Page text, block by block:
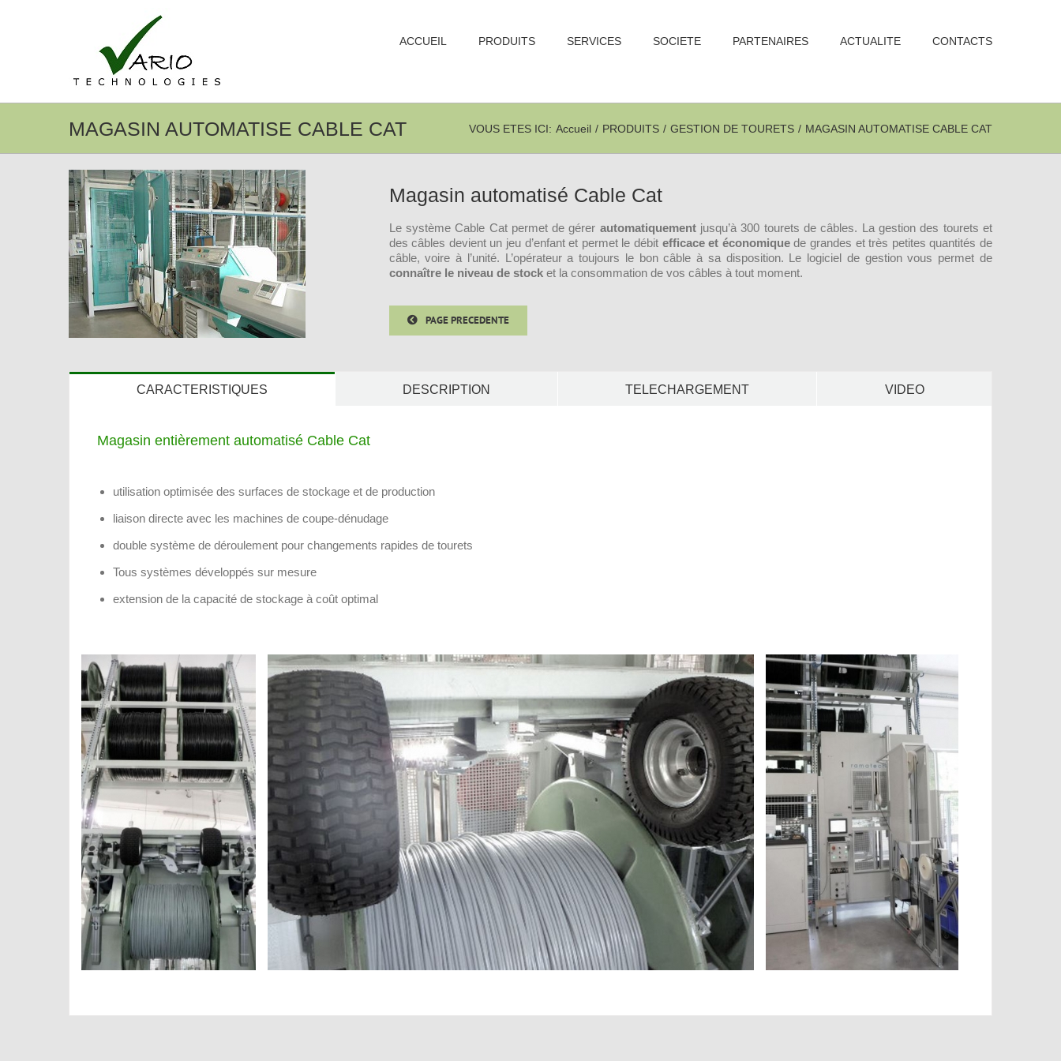
ACCUEIL PRODUITS SERVICES SOCIETE PARTENAIRES ACTUALITE CONTACTS
MAGASIN AUTOMATISE CABLE CAT VOUS ETES ICI: Accueil / PRODUITS / GESTION DE TOURETS / MAGASIN AUTOMATISE CABLE CAT
Magasin automatisé Cable Cat
Le système Cable Cat permet de gérer automatiquementjusqu’à 300 tourets de câbles. La gestion des tourets et
des câbles devient un jeu d’enfant et permet le débit efficace et économiquede grandes et très petites quantités de
câble, voire à l’unité. L’opérateur a toujours le bon câble à sa disposition. Le logiciel de gestion vous permet de
connaître le niveau de stocket la consommation de vos câbles à tout moment.
PAGE PRECEDENTE
CARACTERISTIQUES DESCRIPTION TELECHARGEMENT VIDEO
Magasin entièrement automatisé Cable Cat
utilisation optimisée des surfaces de stockage et de production
liaison directe avec les machines de coupe-dénudage
double système de déroulement pour changements rapides de tourets
Tous systèmes développés sur mesure
extension de la capacité de stockage à coût optimal